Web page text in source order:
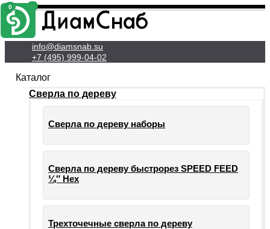
Личный Кабинет
info@diamsnab.su
+7 (495) 999-04-02
Каталог
Сверла по дереву
Сверла по дереву наборы
Сверла по дереву быстрорез SPEED FEED
¼″ Hex
Трехточечные сверла по дереву
0